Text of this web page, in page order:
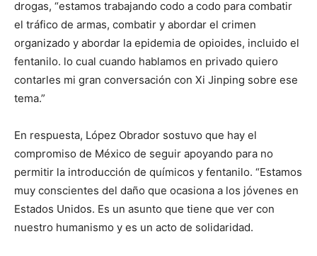
drogas, “estamos trabajando codo a codo para combatir
el tráfico de armas, combatir y abordar el crimen
organizado y abordar la epidemia de opioides, incluido el
fentanilo. lo cual cuando hablamos en privado quiero
contarles mi gran conversación con Xi Jinping sobre ese
tema.”
En respuesta, López Obrador sostuvo que hay el
compromiso de México de seguir apoyando para no
permitir la introducción de químicos y fentanilo. “Estamos
muy conscientes del daño que ocasiona a los jóvenes en
Estados Unidos. Es un asunto que tiene que ver con
nuestro humanismo y es un acto de solidaridad.